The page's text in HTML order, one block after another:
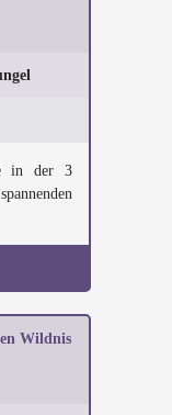
in der 3
Wildnis